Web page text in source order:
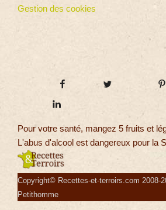
Gestion des cookies
Pour votre santé, mangez 5 fruits et
L'abus d'alcool est dangereux pour la
Copyright© Recettes-et-terroirs.com 2008-
Petithomme